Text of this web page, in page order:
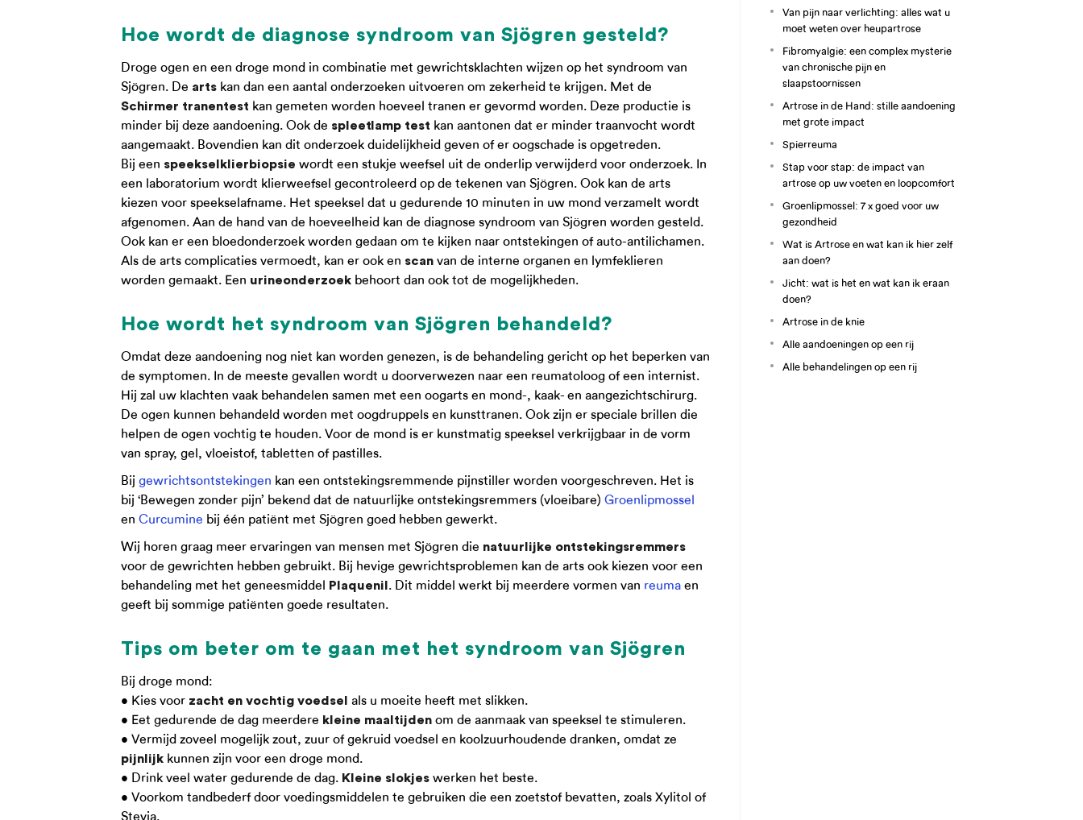
Hoe wordt de diagnose syndroom van Sjögren gesteld?
Droge ogen en een droge mond in combinatie met gewrichtsklachten wijzen op het syndroom van
Sjögren. De arts kan dan een aantal onderzoeken uitvoeren om zekerheid te krijgen. Met de
Schirmer tranentest kan gemeten worden hoeveel tranen er gevormd worden. Deze productie is
minder bij deze aandoening. Ook de spleetlamp test kan aantonen dat er minder traanvocht wordt
aangemaakt. Bovendien kan dit onderzoek duidelijkheid geven of er oogschade is opgetreden.
Bij een speekselklierbiopsie wordt een stukje weefsel uit de onderlip verwijderd voor onderzoek. In
een laboratorium wordt klierweefsel gecontroleerd op de tekenen van Sjögren. Ook kan de arts
kiezen voor speekselafname. Het speeksel dat u gedurende 10 minuten in uw mond verzamelt wordt
afgenomen. Aan de hand van de hoeveelheid kan de diagnose syndroom van Sjögren worden gesteld.
Ook kan er een bloedonderzoek worden gedaan om te kijken naar ontstekingen of auto-antilichamen.
Als de arts complicaties vermoedt, kan er ook en scan van de interne organen en lymfeklieren
worden gemaakt. Een urineonderzoek behoort dan ook tot de mogelijkheden.
Hoe wordt het syndroom van Sjögren behandeld?
Omdat deze aandoening nog niet kan worden genezen, is de behandeling gericht op het beperken van
de symptomen. In de meeste gevallen wordt u doorverwezen naar een reumatoloog of een internist.
Hij zal uw klachten vaak behandelen samen met een oogarts en mond-, kaak- en aangezichtschirurg.
De ogen kunnen behandeld worden met oogdruppels en kunsttranen. Ook zijn er speciale brillen die
helpen de ogen vochtig te houden. Voor de mond is er kunstmatig speeksel verkrijgbaar in de vorm
van spray, gel, vloeistof, tabletten of pastilles.
Bij gewrichtsontstekingen kan een ontstekingsremmende pijnstiller worden voorgeschreven. Het is
bij ‘Bewegen zonder pijn’ bekend dat de natuurlijke ontstekingsremmers (vloeibare) Groenlipmossel
en Curcumine bij één patiënt met Sjögren goed hebben gewerkt.
Wij horen graag meer ervaringen van mensen met Sjögren die natuurlijke ontstekingsremmers
voor de gewrichten hebben gebruikt. Bij hevige gewrichtsproblemen kan de arts ook kiezen voor een
behandeling met het geneesmiddel Plaquenil . Dit middel werkt bij meerdere vormen van reuma en
geeft bij sommige patiënten goede resultaten.
Tips om beter om te gaan met het syndroom van Sjögren
Bij droge mond:
• Kies voor zacht en vochtig voedsel
als u moeite heeft met slikken.
• Eet gedurende de dag meerdere kleine maaltijden om de aanmaak van speeksel te stimuleren.
• Vermijd zoveel mogelijk zout, zuur of gekruid voedsel en koolzuurhoudende dranken, omdat ze
pijnlijk kunnen zijn voor een droge mond.
• Drink veel water gedurende de dag. Kleine slokjes werken het beste.
• Voorkom tandbederf door voedingsmiddelen te gebruiken die een zoetstof bevatten, zoals Xylitol of
Stevia.
Van pijn naar verlichting: alles wat u
moet weten over heupartrose
Fibromyalgie: een complex mysterie
van chronische pijn en
slaapstoornissen
Artrose in de Hand: stille aandoening
met grote impact
Spierreuma
Stap voor stap: de impact van
artrose op uw voeten en loopcomfort
Groenlipmossel: 7 x goed voor uw
gezondheid
Wat is Artrose en wat kan ik hier zelf
aan doen?
Jicht: wat is het en wat kan ik eraan
doen?
Artrose in de knie
Alle aandoeningen op een rij
Alle behandelingen op een rij